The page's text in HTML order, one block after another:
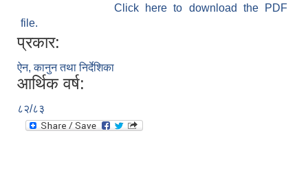
Click here to download the PDF
file.
प्रकार:
ऐन, कानुन तथा निर्देशिका
आर्थिक वर्ष:
८२/८३